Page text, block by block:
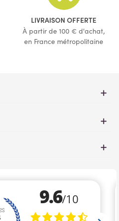
(2 avis)
LIVRAISON OFFERTE
À partir de 100 € d'achat,
en France métropolitaine